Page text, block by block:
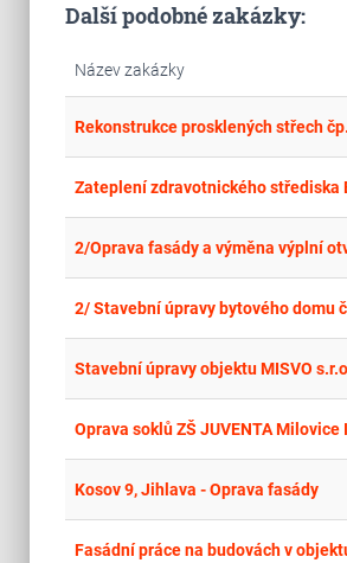
Další podobné zakázky:
Název zakázky
Zateplení zdravotnického střediska
Oprava soklů ZŠ JUVENTA Milovice
Kosov 9, Jihlava - Oprava fasády